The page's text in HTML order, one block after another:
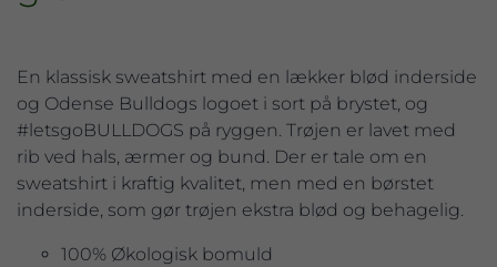
En klassisk sweatshirt med en lækker blød inderside
og Odense Bulldogs logoet i sort på brystet, og
#letsgoBULLDOGS på ryggen. Trøjen er lavet med
rib ved hals, ærmer og bund. Der er tale om en
sweatshirt i kraftig kvalitet, men med en børstet
inderside, som gør trøjen ekstra blød og behagelig.
100% Økologisk bomuld